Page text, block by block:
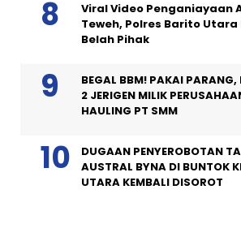
Viral Video Penganiayaan
Teweh, Polres Barito
Belah Pihak
BEGAL BBM! PAKAI PARANG,
2 JERIGEN MILIK
HAULING PT SMM
DUGAAN PENYEROBOTAN
AUSTRAL BYNA DI BUNTOK
UTARA KEMBALI DISOROT